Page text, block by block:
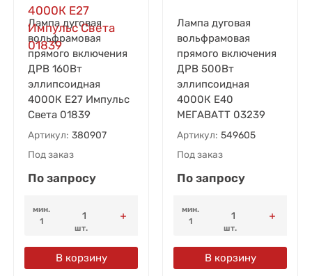
Лампа дуговая
вольфрамовая
прямого включения
ДРВ 160Вт
эллипсоидная
4000К E27 Импульс
Света 01839
Артикул: 380907
Под заказ
По запросу
мин.
1
шт.
В корзину
Лампа дуговая
вольфрамовая
прямого включения
ДРВ 500Вт
эллипсоидная
4000К E40
МЕГАВАТТ 03239
Артикул: 549605
Под заказ
По запросу
мин.
1
шт.
В корзину